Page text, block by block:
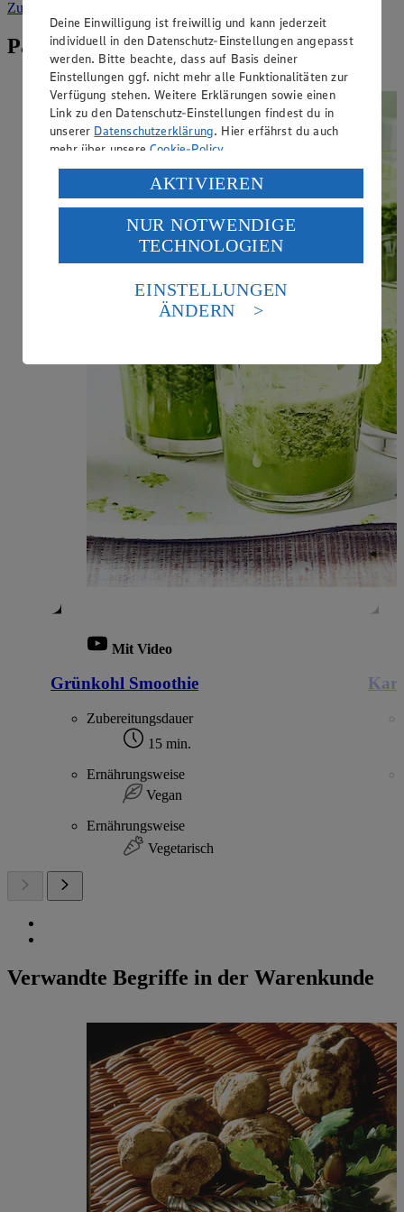
Zur Suche
Passende Rezepte zu Ingwer
Mit Video
Grünkohl Smoothie
Zubereitungsdauer
15 min.
Ernährungsweise
Vegan
Ernährungsweise
Vegetarisch
Verwandte Begriffe in der Warenkunde
Deine Einwilligung ist freiwillig und kann jederzeit
individuell in den Datenschutz-Einstellungen angepasst
werden. Bitte beachte, dass auf Basis deiner
Einstellungen ggf. nicht mehr alle Funktionalitäten zur
Verfügung stehen. Weitere Erklärungen sowie einen
Link zu den Datenschutz-Einstellungen findest du in
unserer Datenschutzerklärung. Hier erfährst du auch
mehr über unsereCookie-Policy.
Verarbeitung deiner personenbezogenen Daten in den
USA durch Facebook und YouTube:
Wenn du auf „Aktivieren“ klickst, willigst du im Sinne
des Art. 49 Abs. 1 Satz 1 lit. a) DSGVO ein, dass deine
Daten in den USA verarbeitet werden. Der EuGH sieht
die USA als Land mit einem nach europäischen
Standards nicht angemessenen Datenschutzniveau an.
Es besteht das Risiko eines Zugriffs durch US-
Informationen zum Herausgeber der Seite findest du
AKTIVIEREN
NUR NOTWENDIGE
TECHNOLOGIEN
EINSTELLUNGEN
ÄNDERN